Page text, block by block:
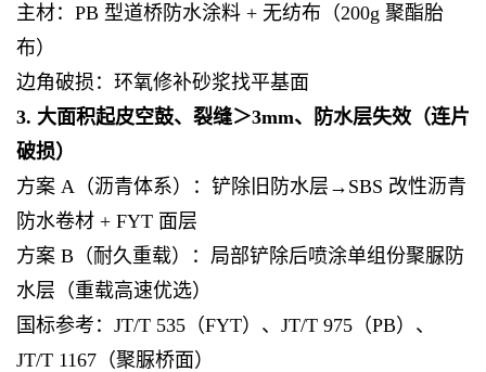
主材：PB 型道桥防水涂料 + 无纺布（200g 聚酯胎
布）
边角破损：环氧修补砂浆找平基面
3. 大面积起皮空鼓、裂缝＞3mm、防水层失效（连片
破损）
方案 A（沥青体系）：铲除旧防水层→SBS 改性沥青
防水卷材 + FYT 面层
方案 B（耐久重载）：局部铲除后喷涂单组份聚脲防
水层（重载高速优选）
国标参考：JT/T 535（FYT）、JT/T 975（PB）、
JT/T 1167（聚脲桥面）